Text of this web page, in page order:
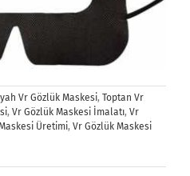
Vr Gözlük Maskesi, Toptan Vr
, Vr Gözlük Maskesi İmalatı, Vr
Üretimi, Vr Gözlük Maskesi